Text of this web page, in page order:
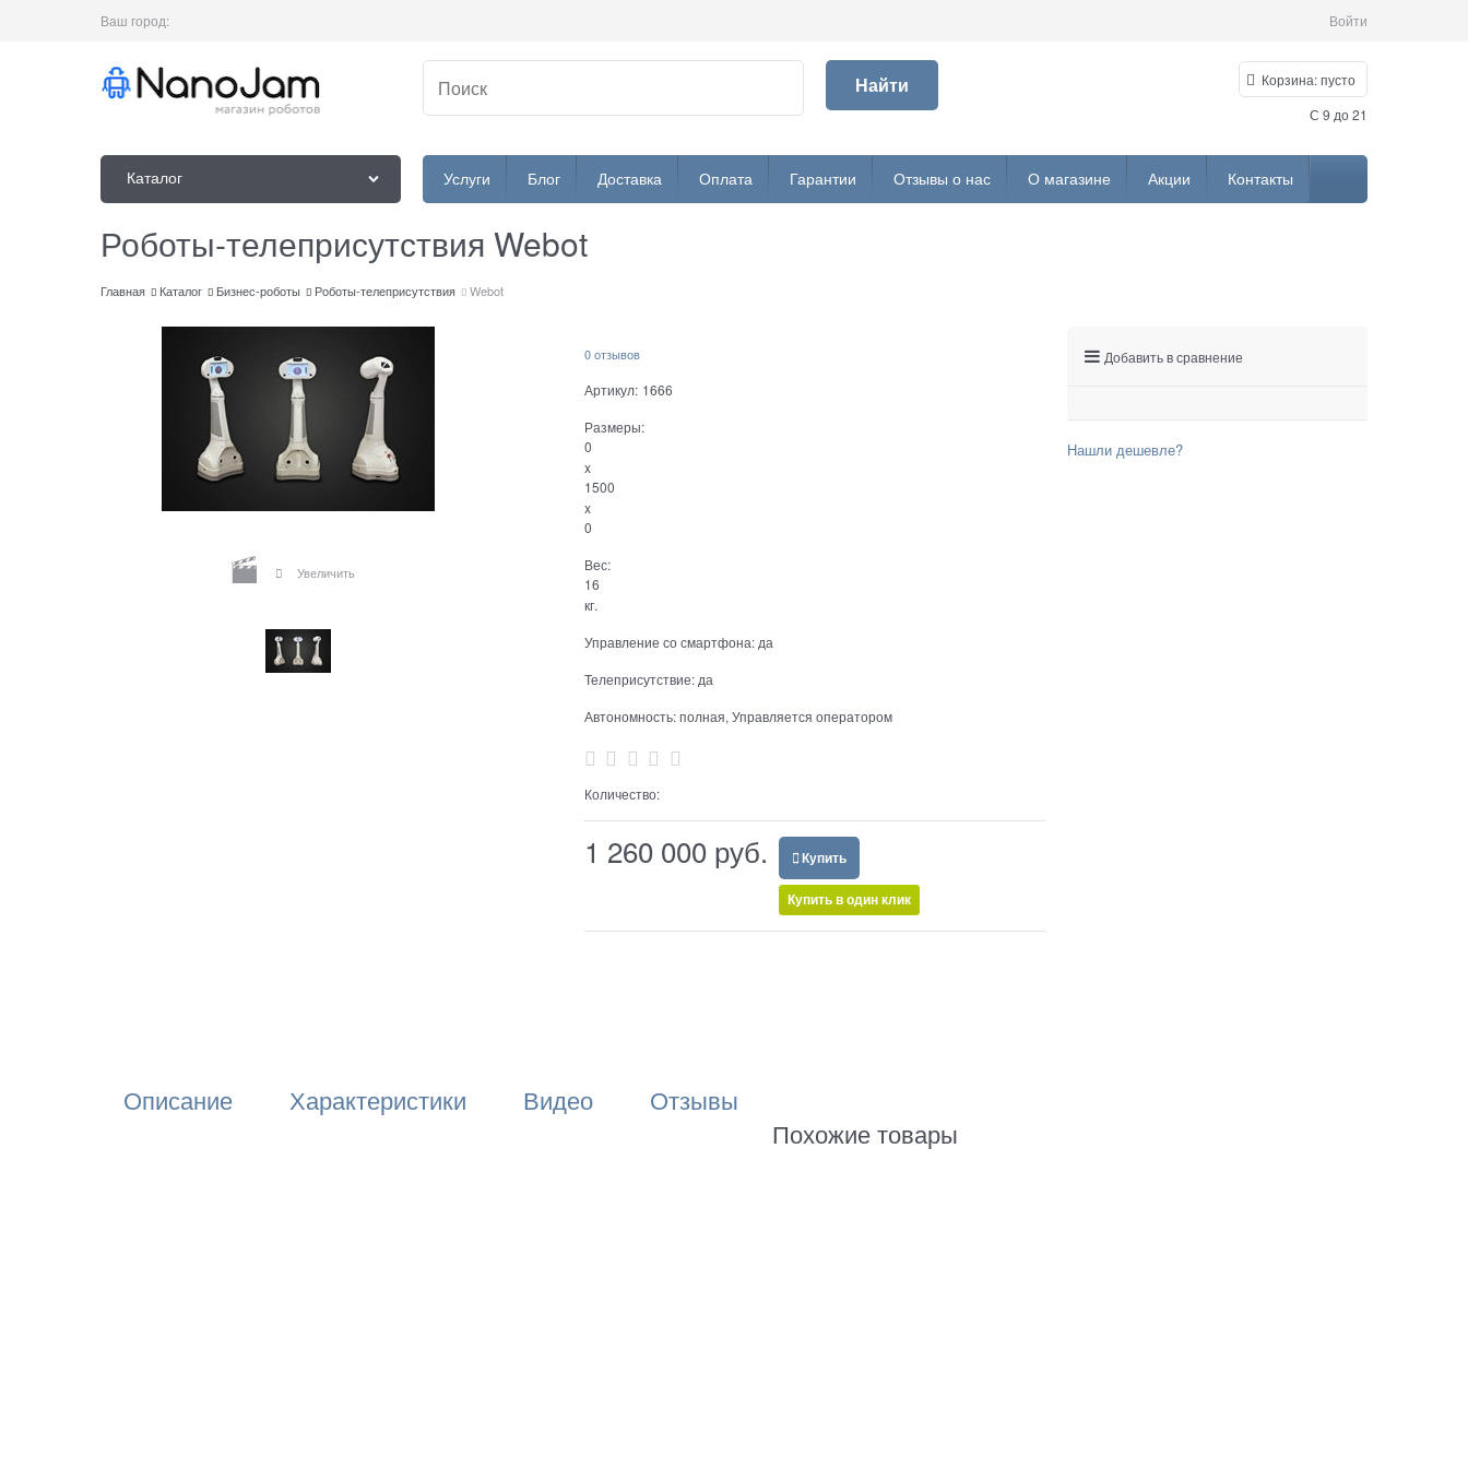
Ваш город: Войти
Найти Корзина:пусто
С 9 до 21
Каталог Услуги Блог Доставка Оплата Гарантии Отзывы о нас О магазине Акции Контакты
Роботы-телеприсутствия Webot
Главная Каталог Бизнес-роботы Роботы-телеприсутствия Webot
Увеличить
0 отзывов
Артикул: 1666
Размеры:
0
x
1500
x
0
Вес:
16
кг.
Управление со смартфона: да
Телеприсутствие: да
Автономность:полная, Управляется оператором
Количество:
1 260 000 руб. Купить
Купить в один клик
Описание Характеристики Видео
Отзывы
Похожие товары
Добавить в сравнение
Нашли дешевле?